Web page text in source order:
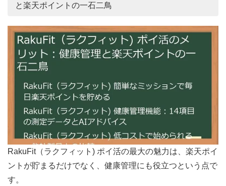
と楽天ポイントの一石二鳥
RakuFit（ラクフィット) ポイ活の最大の魅力は、楽天ポイ
ントが貯まるだけでなく、健康管理にも役立つという点で
す。